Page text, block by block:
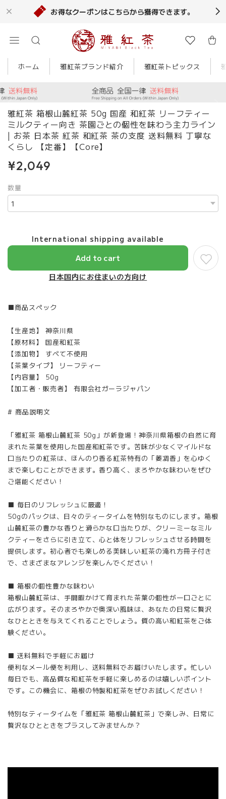
お得なクーポンはこちらから獲得できます。
ホーム 雅紅茶ブランド紹介 雅紅茶トピックス
雅紅茶 箱根山麓紅茶 50g 国産 和紅茶 リーフティー
ミルクティー向き 茶園ごとの個性を味わう主力ライン
| お茶 日本茶 紅茶 和紅茶 茶の支度 送料無料 丁寧な
くらし 【定番】【Core】
¥2,049
数量
International shipping available
Add to cart
日本国内にお住まいの方向け
■商品スペック
【生産地】 神奈川県
【原材料】 国産和紅茶
【添加物】 すべて不使用
【茶葉タイプ】 リーフティー
【内容量】 50g
【加工者・販売者】 有限会社ガーラジャパン
# 商品説明文
「雅紅茶 箱根山麓紅茶 50g」が新登場！神奈川県箱根の自然に育
まれた茶葉を使用した国産和紅茶です。苦味が少なくマイルドな
口当たりの紅茶は、ほんのり香る紅茶特有の「萎凋香」を心ゆく
まで楽しむことができます。香り高く、まろやかな味わいをぜひ
ご堪能ください！
■ 毎日のリフレッシュに最適！
50gのパックは、日々のティータイムを特別なものにします。箱根
山麓紅茶の豊かな香りと滑らかな口当たりが、クリーミーなミル
クティーをさらに引き立て、心と体をリフレッシュさせる時間を
提供します。初心者でも楽しめる美味しい紅茶の淹れ方冊子付き
で、さまざまなアレンジを楽しんでください！
■ 箱根の個性豊かな味わい
箱根山麓紅茶は、手間暇かけて育まれた茶葉の個性が一口ごとに
広がります。そのまろやかで奥深い風味は、あなたの日常に贅沢
なひとときを与えてくれることでしょう。質の高い和紅茶をご体
験ください。
■ 送料無料で手軽にお届け
便利なメール便を利用し、送料無料でお届けいたします。忙しい
毎日でも、高品質な和紅茶を手軽に楽しめるのは嬉しいポイント
です。この機会に、箱根の特製和紅茶をぜひお試しください！
特別なティータイムを「雅紅茶 箱根山麓紅茶」で楽しみ、日常に
贅沢なひとときをプラスしてみませんか？